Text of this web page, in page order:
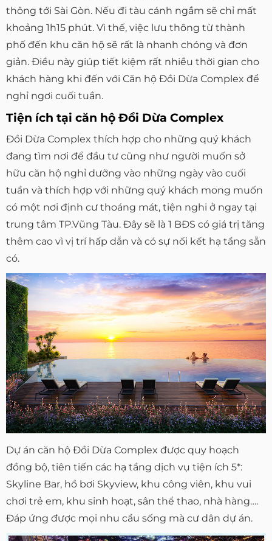
thông tới Sài Gòn. Nếu đi tàu cánh ngầm sẽ chỉ mất
khoảng 1h15 phút. Vì thế, việc lưu thông từ thành
phố đến khu căn hộ sẽ rất là nhanh chóng và đơn
giản. Điều này giúp tiết kiệm rất nhiều thời gian cho
khách hàng khi đến với Căn hộ Đồi Dừa Complex để
nghỉ ngơi cuối tuần.
Tiện ích tại căn hộ Đồi Dừa Complex
Đồi Dừa Complex thích hợp cho những quý khách
đang tìm nơi để đầu tư cũng như người muốn sở
hữu căn hộ nghỉ dưỡng vào những ngày vào cuối
tuần và thích hợp với những quý khách mong muốn
có một nơi định cư thoáng mát, tiện nghi ở ngay tại
trung tâm TP.Vũng Tàu. Đây sẽ là 1 BĐS có giá trị tăng
thêm cao vì vị trí hấp dẫn và có sự nối kết hạ tầng sẵn
có.
Dự án căn hộ Đồi Dừa Complex được quy hoạch
đồng bộ, tiên tiến các hạ tầng dịch vụ tiện ích 5*:
Skyline Bar, hồ bơi Skyview, khu công viên, khu vui
chơi trẻ em, khu sinh hoạt, sân thể thao, nhà hàng….
Đáp ứng được mọi nhu cầu sống mà cư dân dự án.